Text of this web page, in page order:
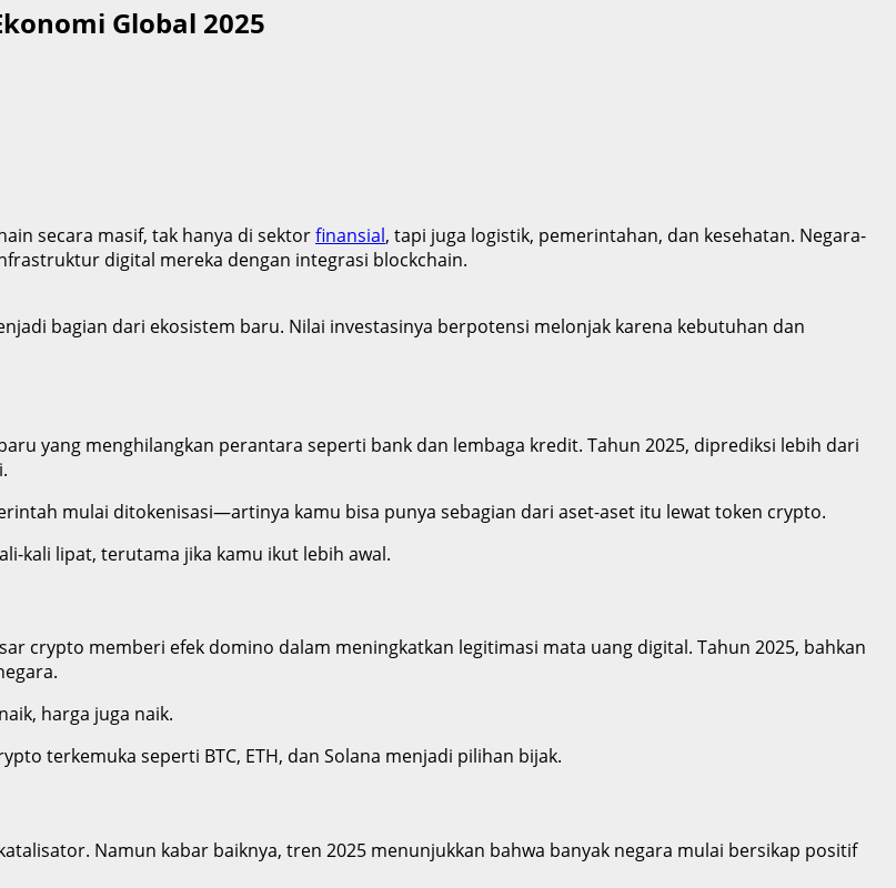
Global 2025
secara masif, tak hanya di sektorfinansial, tapi juga logistik, pemerintahan, dan kesehatan. Negara-
digital mereka dengan integrasi blockchain.
bagian dari ekosistem baru. Nilai investasinya berpotensi melonjak karena kebutuhan dan
yang menghilangkan perantara seperti bank dan lembaga kredit. Tahun 2025, diprediksi lebih dari
mulai ditokenisasi—artinya kamu bisa punya sebagian dari aset-aset itu lewat token crypto.
kali lipat, terutama jika kamu ikut lebih awal.
crypto memberi efek domino dalam meningkatkan legitimasi mata uang digital. Tahun 2025, bahkan
harga juga naik.
terkemuka seperti BTC, ETH, dan Solana menjadi pilihan bijak.
Namun kabar baiknya, tren 2025 menunjukkan bahwa banyak negara mulai bersikap positif